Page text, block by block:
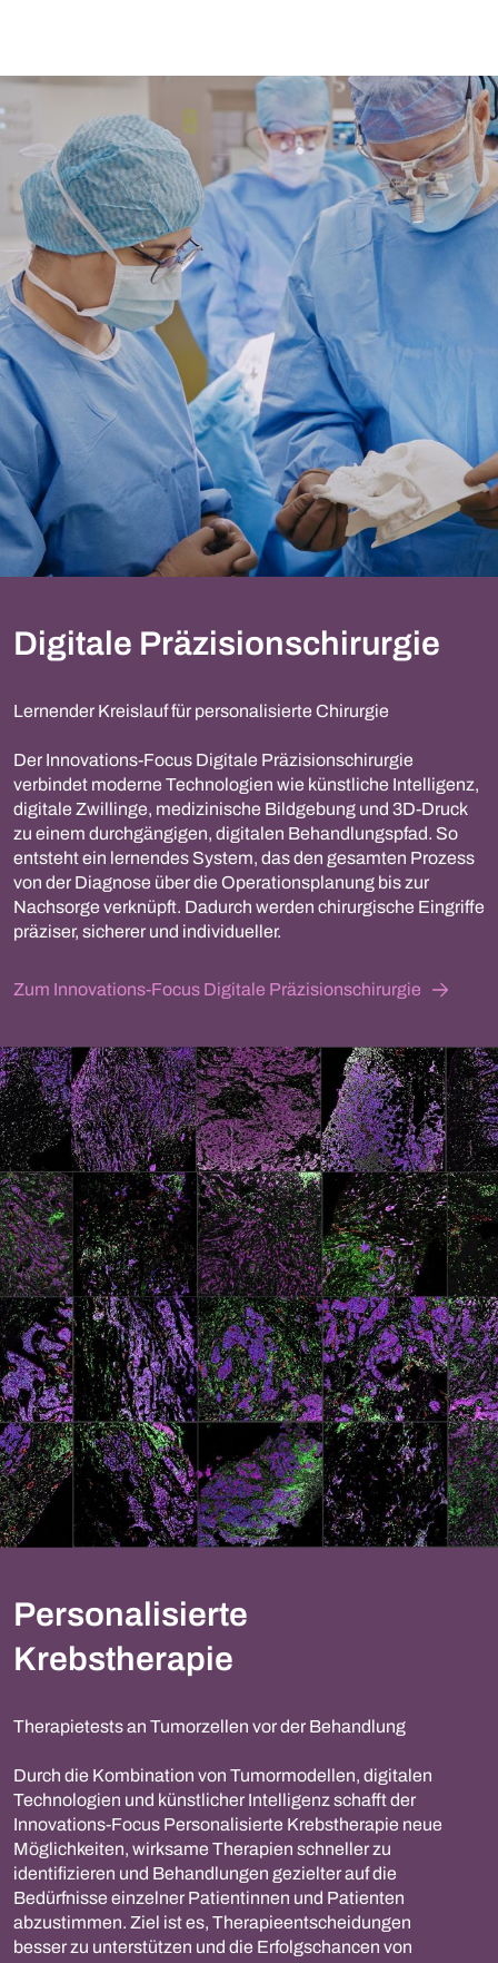
Digitale Präzisionschirurgie
Lernender Kreislauf für personalisierte Chirurgie
Der Innovations-Focus Digitale Präzisionschirurgie
verbindet moderne Technologien wie künstliche Intelligenz,
digitale Zwillinge, medizinische Bildgebung und 3D-Druck
zu einem durchgängigen, digitalen Behandlungspfad. So
entsteht ein lernendes System, das den gesamten Prozess
von der Diagnose über die Operationsplanung bis zur
Nachsorge verknüpft. Dadurch werden chirurgische Eingriffe
präziser, sicherer und individueller.
Zum Innovations-Focus Digitale Präzisionschirurgie
Personalisierte
Krebstherapie
Therapietests an Tumorzellen vor der Behandlung
Durch die Kombination von Tumormodellen, digitalen
Technologien und künstlicher Intelligenz schafft der
Innovations-Focus Personalisierte Krebstherapie neue
Möglichkeiten, wirksame Therapien schneller zu
identifizieren und Behandlungen gezielter auf die
Bedürfnisse einzelner Patientinnen und Patienten
abzustimmen. Ziel ist es, Therapieentscheidungen
besser zu unterstützen und die Erfolgschancen von